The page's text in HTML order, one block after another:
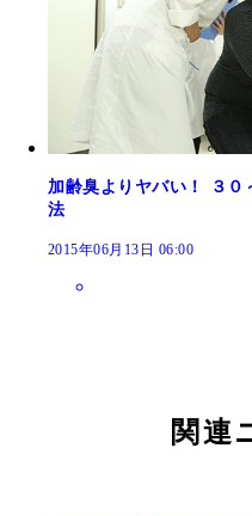
加齢臭よりヤバい！ ３０
法
2015年06月13日 06:00
関連